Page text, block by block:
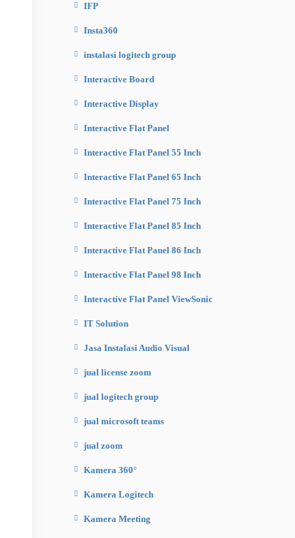
IFP
Insta360
instalasi logitech group
Interactive Board
Interactive Display
Interactive Flat Panel
Interactive Flat Panel 55 Inch
Interactive Flat Panel 65 Inch
Interactive Flat Panel 75 Inch
Interactive Flat Panel 85 Inch
Interactive Flat Panel 86 Inch
Interactive Flat Panel 98 Inch
Interactive Flat Panel ViewSonic
IT Solution
Jasa Instalasi Audio Visual
jual license zoom
jual logitech group
jual microsoft teams
jual zoom
Kamera 360°
Kamera Logitech
Kamera Meeting